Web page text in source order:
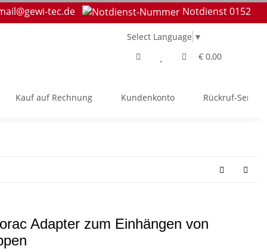
tec.de
Notdienst 0152
Select Language ▼
€ 0,00
Kauf auf Rechnung Kundenkonto Rückruf-Service
Adapter zum Einhängen von